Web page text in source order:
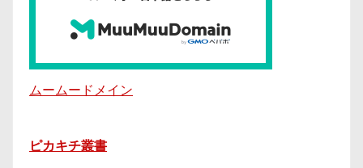
ムームードメイン
ピカキチ叢書